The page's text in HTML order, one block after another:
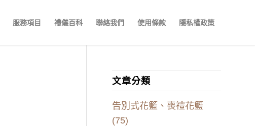
服務項目 禮儀百科 聯絡我們 使用條款 隱私權政策
文章分類
告別式花籃、喪禮花籃
(75)